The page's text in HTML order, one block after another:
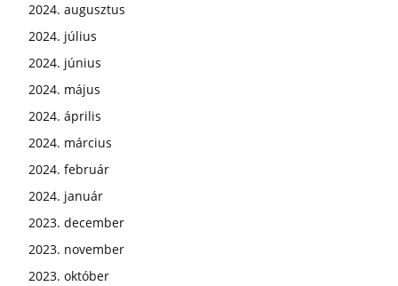
2024. augusztus
2024. július
2024. június
2024. május
2024. április
2024. március
2024. február
2024. január
2023. december
2023. november
2023. október